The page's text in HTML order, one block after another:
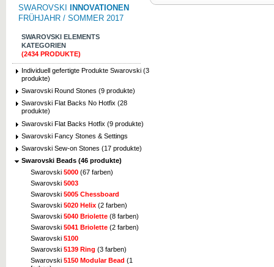
SWAROVSKI
INNOVATIONEN
FRÜHJAHR / SOMMER 2017
SWAROVSKI ELEMENTS
KATEGORIEN
(2434 PRODUKTE)
Individuell gefertigte Produkte Swarovski (3
produkte)
Swarovski Round Stones (9 produkte)
Swarovski Flat Backs No Hotfix (28
produkte)
Swarovski Flat Backs Hotfix (9 produkte)
Swarovski Fancy Stones & Settings
Swarovski Sew-on Stones (17 produkte)
Swarovski Beads (46 produkte)
Swarovski 5000 (67 farben)
Swarovski 5003
Swarovski 5005 Chessboard
Swarovski 5020 Helix (2 farben)
Swarovski 5040 Briolette (8 farben)
Swarovski 5041 Briolette (2 farben)
Swarovski 5100
Swarovski 5139 Ring (3 farben)
Swarovski 5150 Modular Bead (1